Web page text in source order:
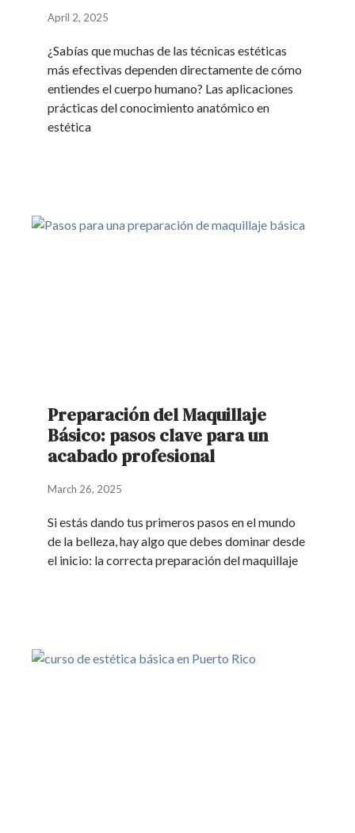
April 2, 2025
¿Sabías que muchas de las técnicas estéticas
más efectivas dependen directamente de cómo
entiendes el cuerpo humano? Las aplicaciones
prácticas del conocimiento anatómico en
estética
Preparación del Maquillaje
Básico: pasos clave para un
acabado profesional
March 26, 2025
Si estás dando tus primeros pasos en el mundo
de la belleza, hay algo que debes dominar desde
el inicio: la correcta preparación del maquillaje